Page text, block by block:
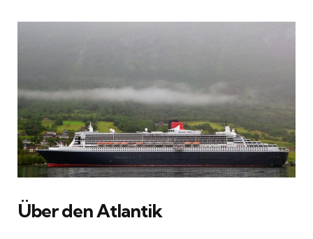
Über den Atlantik